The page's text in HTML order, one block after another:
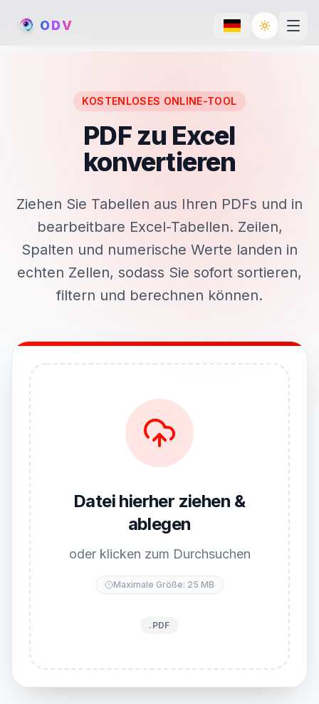
ODV Toggle
KOSTENLOSES ONLINE-TOOL
PDF zu Excel
konvertieren
Ziehen Sie Tabellen aus Ihren PDFs und in
bearbeitbare Excel-Tabellen. Zeilen,
Spalten und numerische Werte landen in
echten Zellen, sodass Sie sofort sortieren,
filtern und berechnen können.
Datei hierher ziehen &
ablegen
oder klicken zum Durchsuchen
Maximale Größe: 25 MB
.PDF